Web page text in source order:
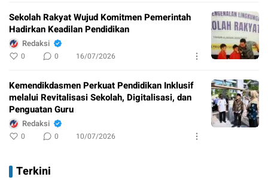
Sekolah Rakyat Wujud Komitmen Pemerintah
Hadirkan Keadilan Pendidikan
Redaksi
0 0 16/07/2026
Kemendikdasmen Perkuat Pendidikan Inklusif
melalui Revitalisasi Sekolah, Digitalisasi, dan
Penguatan Guru
Redaksi
0 0 10/07/2026
Terkini